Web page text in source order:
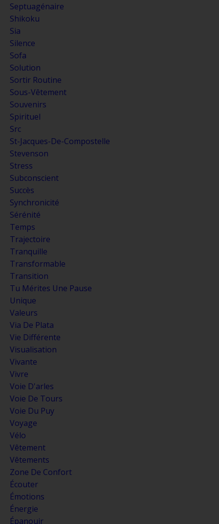
Septuagénaire
Shikoku
Sia
Silence
Sofa
Solution
Sortir Routine
Sous-Vêtement
Souvenirs
Spirituel
Src
St-Jacques-De-Compostelle
Stevenson
Stress
Subconscient
Succès
Synchronicité
Sérénité
Temps
Trajectoire
Tranquille
Transformable
Transition
Tu Mérites Une Pause
Unique
Valeurs
Via De Plata
Vie Différente
Visualisation
Vivante
Vivre
Voie D'arles
Voie De Tours
Voie Du Puy
Voyage
Vélo
Vêtement
Vêtements
Zone De Confort
Écouter
Émotions
Énergie
Épanouir